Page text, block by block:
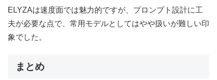
ELYZAは速度面では魅力的ですが、プロンプト設計に工
夫が必要な点で、常用モデルとしてはやや扱いが難しい印
象でした。
まとめ